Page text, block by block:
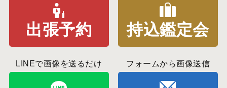
出張予約 持込鑑定会
LINEで画像を送るだけ フォームから画像送信